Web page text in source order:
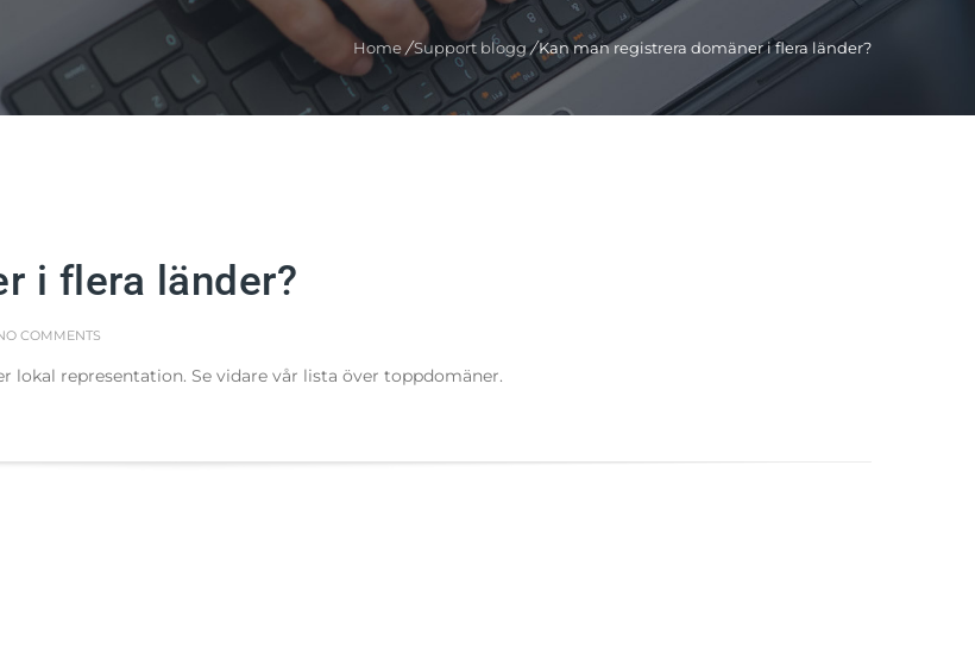
Home /Support blogg/Kan man registrera domäner i flera länder?
i flera länder?
COMMENTS
representation. Se vidare vår lista över toppdomäner.